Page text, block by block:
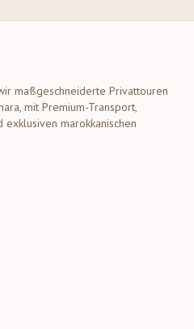
maßgeschneiderte Privattouren
mit Premium-Transport,
exklusiven marokkanischen